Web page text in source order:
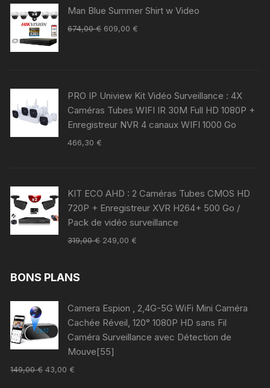
Man Blue Summer Shirt w Video
674,00€ 609,00 €
PRO IP Uniview Kit Vidéo Surveillance : 4X
Caméras Tubes WIFI IR 30M Full HD 1080P +
Enregistreur NVR 4 canaux WIFI 1000 Go
466,30 €
KIT ECO AHD : 2 Caméras Tubes CMOS HD
720P + Enregistreur XVR H264+ 500 Go /
Pack de vidéo surveillance
319,00€ 249,00 €
BONS PLANS
Camera Espion , 2,4G-5G WiFi Mini Caméra
Cachée Réveil, 120° 1080P HD sans Fil
Caméra Surveillance avec Détection de
Mouve[55]
149,00€ 43,00 €